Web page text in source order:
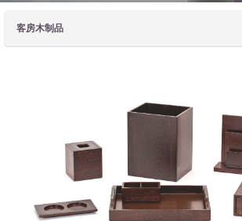
客房木制品